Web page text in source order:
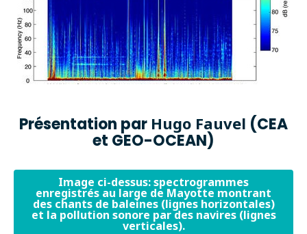
Présentation par Hugo Fauvel (CEA
et GEO-OCEAN)
Image ci-dessus: spectrogrammes
enregistrés au large de Mayotte montrant
des chants de baleines (lignes horizontales)
et la pollution sonore par des navires (lignes
verticales).